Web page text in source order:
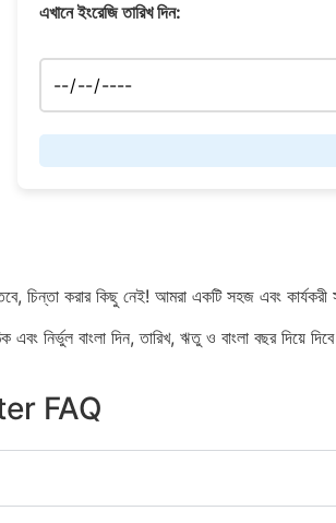
এখানে ইংরেজি তারিখ দিন:
চিন্তা করার কিছু নেই! আমরা একটি সহজ এবং কার্যকরী
নির্ভুল বাংলা দিন, তারিখ, ঋতু ও বাংলা বছর
FAQ